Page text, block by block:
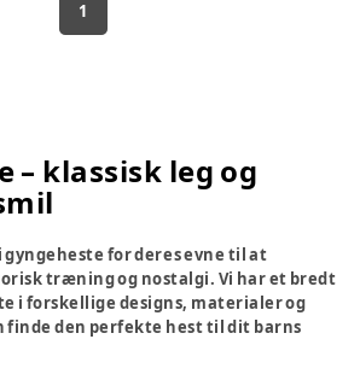
1
– klassisk leg og
gyngeheste for deres evne til at
træning og nostalgi. Vi har et bredt
i forskellige designs, materialer og
finde den perfekte hest til dit barns